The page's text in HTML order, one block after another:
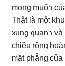
mong muốn
Thật là một
xung quanh
chiều rộng
mặt phẳng